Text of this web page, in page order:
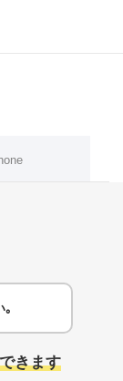
｡
きます